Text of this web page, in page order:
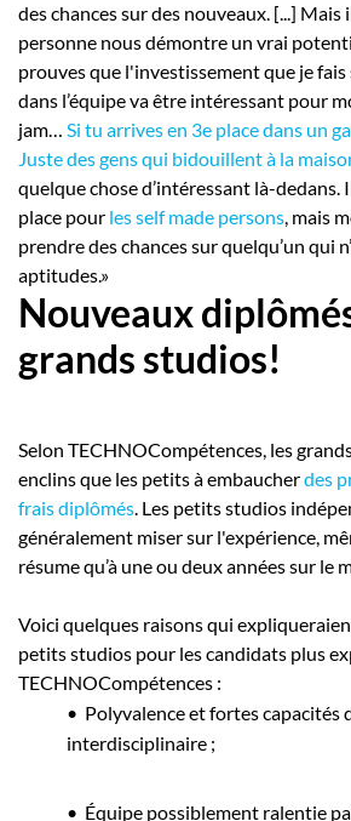
des chances sur des nouveaux. [...] Mais
personne nous démontre un vrai
prouves que l'investissement que je
dans l’équipe va être intéressant pour
jam… Si tu arrives en 3e place dans un
Juste des gens qui bidouillent à la
quelque chose d’intéressant là-dedans.
place pour les self made persons, mais
prendre des chances sur quelqu’un qui
aptitudes.»
Nouveaux
grands studios!
Selon TECHNOCompétences, les
enclins que les petits à embaucherdes
frais diplômés. Les petits studios
généralement miser sur l'expérience,
résume qu’à une ou deux années sur le
Voici quelques raisons qui
petits studios pour les candidats plus
TECHNOCompétences :
• Polyvalence et fortes capacités
interdisciplinaire ;
• Équipe possiblement ralentie